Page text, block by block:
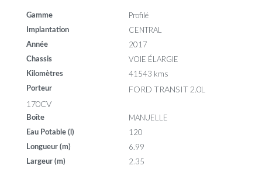
Gamme Profilé
Implantation CENTRAL
Année 2017
Chassis VOIE ÉLARGIE
Kilomètres 41543 kms
Porteur
FORD TRANSIT 2.0L
170CV
Boîte MANUELLE
Eau Potable (l) 120
Longueur (m) 6.99
Largeur (m) 2.35